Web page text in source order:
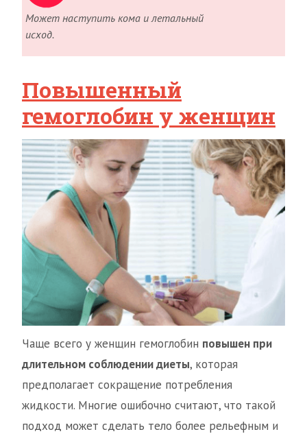
Может наступить кома и летальный
исход.
Повышенный
гемоглобин у женщин
Чаще всего у женщин гемоглобин повышен при
длительном соблюдении диеты, которая
предполагает сокращение потребления
жидкости. Многие ошибочно считают, что такой
подход может сделать тело более рельефным и